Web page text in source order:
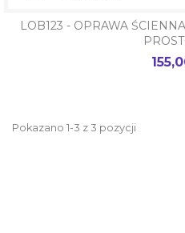
LOB123 - OPRAWA
Cena
Pokazano 1-3 z 3 pozycji